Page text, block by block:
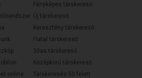
online
Fényképes társkereső
Új társkereső
Keresztény társkereső
Fiatal társkereső
30as társkereső
Középkorú társkereső
Társkeresés 50 felett